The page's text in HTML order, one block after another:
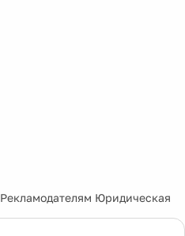
Рекламодателям Юридическая